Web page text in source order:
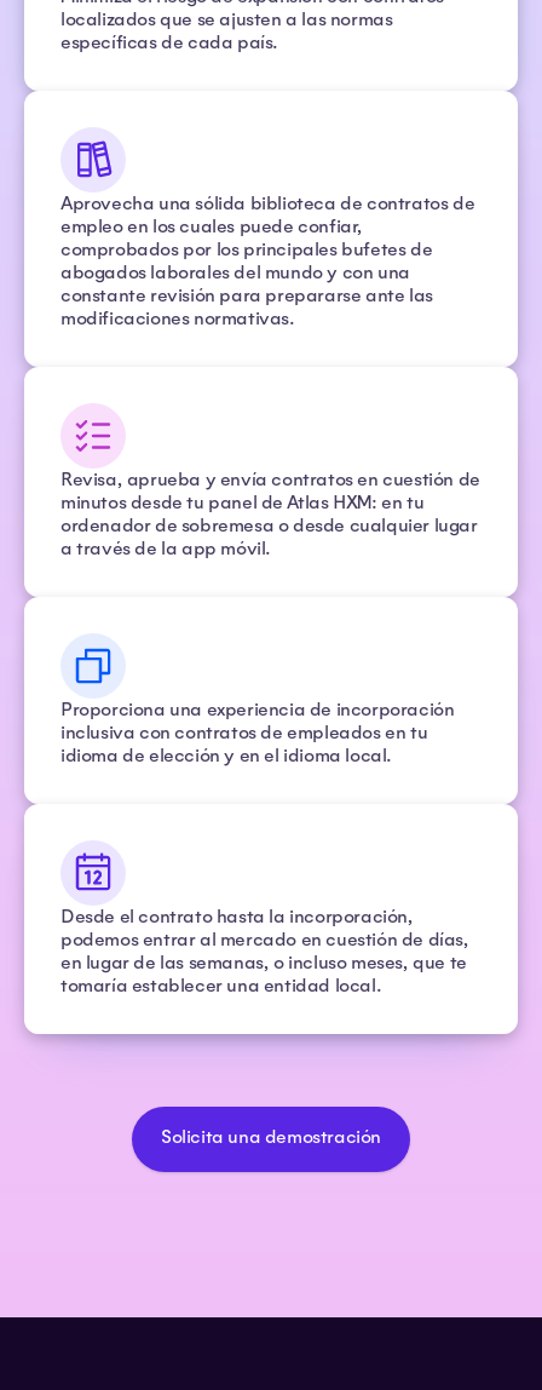
localizados que se ajusten a las normas
específicas de cada país.
Aprovecha una sólida biblioteca de contratos de
empleo en los cuales puede confiar,
comprobados por los principales bufetes de
abogados laborales del mundo y con una
constante revisión para prepararse ante las
modificaciones normativas.
Revisa, aprueba y envía contratos en cuestión de
minutos desde tu panel de Atlas HXM: en tu
ordenador de sobremesa o desde cualquier lugar
a través de la app móvil.
Proporciona una experiencia de incorporación
inclusiva con contratos de empleados en tu
idioma de elección y en el idioma local.
Desde el contrato hasta la incorporación,
podemos entrar al mercado en cuestión de días,
en lugar de las semanas, o incluso meses, que te
tomaría establecer una entidad local.
Solicita una demostración